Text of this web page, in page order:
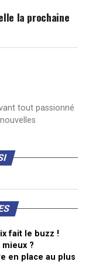
la prochaine
tout passionné
fait le buzz !
?
en place au plus